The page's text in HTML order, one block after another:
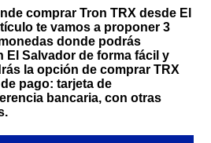
comprar Tron TRX desde El
te vamos a proponer 3
donde podrás
El Salvador de forma fácil y
la opción de comprar TRX
pago: tarjeta de
bancaria, con otras